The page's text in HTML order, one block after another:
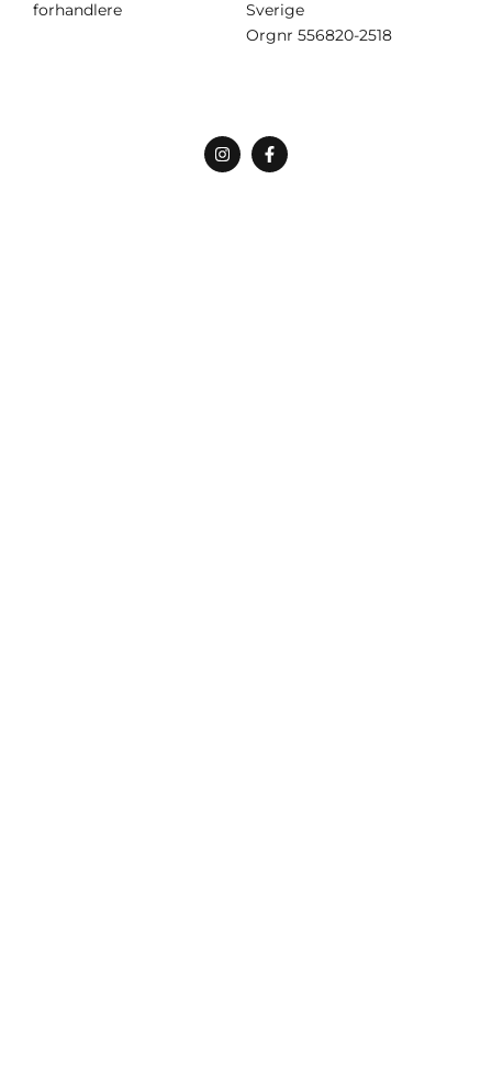
forhandlere
Sverige
Orgnr 556820-2518